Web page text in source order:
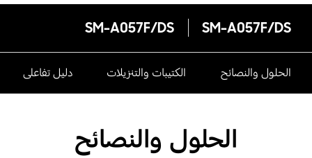
SM-A057F/DS
SM-A057F/DS
الحلول والنصائح الكتيبات والتنزيلات دليل تفاعلى
الحلول والنصائح